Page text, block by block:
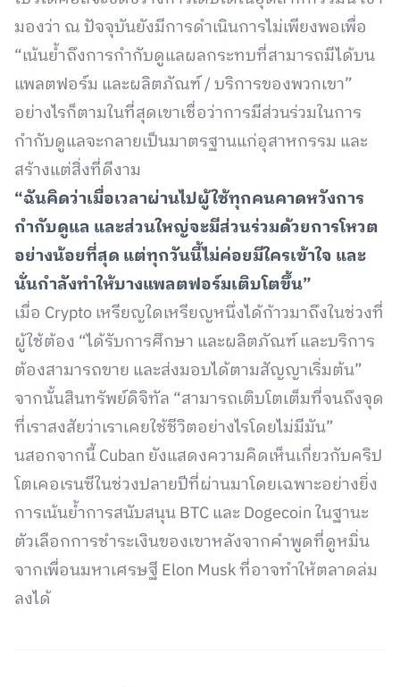
มองว่า ณ ปัจจุบันยังมีการดำเนินการไม่เพียงพอเพื่อ
“เน้นย้ำถึงการกำกับดูแลผลกระทบที่สามารถมีได้บน
แพลตฟอร์ม และผลิตภัณฑ์ / บริการของพวกเขา”
อย่างไรก็ตามในที่สุดเขาเชื่อว่าการมีส่วนร่วมในการ
กำกับดูแลจะกลายเป็นมาตรฐานแก่อุสาหกรรม และ
สร้างแต่สิ่งที่ดีงาม
“ฉันคิดว่าเมื่อเวลาผ่านไปผู้ใช้ทุกคนคาดหวังการ
กำกับดูแล และส่วนใหญ่จะมีส่วนร่วมด้วยการโหวต
อย่างน้อยที่สุด แต่ทุกวันนี้ไม่ค่อยมีใครเข้าใจ และ
นั่นกำลังทำให้บางแพลตฟอร์มเติบโตขึ้น”
เมื่อ Crypto เหรียญใดเหรียญหนึ่งได้ก้าวมาถึงในช่วงที่
ผู้ใช้ต้อง “ได้รับการศึกษา และผลิตภัณฑ์ และบริการ
ต้องสามารถขาย และส่งมอบได้ตามสัญญาเริ่มต้น”
จากนั้นสินทรัพย์ดิจิทัล “สามารถเติบโตเต็มที่จนถึงจุด
ที่เราสงสัยว่าเราเคยใช้ชีวิตอย่างไรโดยไม่มีมัน”
นสอกจากนี้ Cuban ยังแสดงความคิดเห็นเกี่ยวกับคริป
โตเคอเรนซีในช่วงปลายปีที่ผ่านมาโดยเฉพาะอย่างยิ่ง
การเน้นย้ำการสนับสนุน BTC และ Dogecoin ในฐานะ
ตัวเลือกการชำระเงินของเขาหลังจากคำพูดที่ดูหมิ่น
จากเพื่อนมหาเศรษฐี Elon Musk ที่อาจทำให้ตลาดล่ม
ลงได้